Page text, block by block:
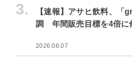
3.
【速報】アサヒ飲料、「
調 年間販売目標を4倍に
2026.08.07